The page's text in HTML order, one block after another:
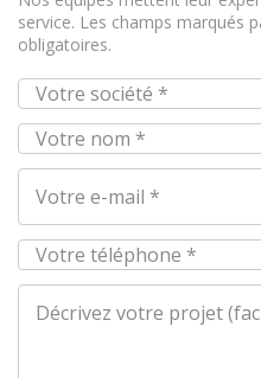
service. Les champs marqués
obligatoires.